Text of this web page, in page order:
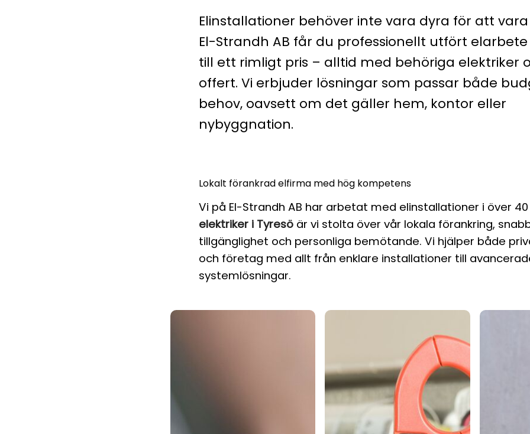
Elinstallationer behöver inte vara dyra för att vara
El-Strandh AB får du professionellt utfört elarbete
till ett rimligt pris – alltid med behöriga elektriker
offert. Vi erbjuder lösningar som passar både
behov, oavsett om det gäller hem, kontor eller
nybyggnation.
Lokalt förankrad elfirma med hög kompetens
Vi på El-Strandh AB har arbetat med elinstallationer i över
elektriker i Tyresö är vi stolta över vår lokala förankring,
tillgänglighet och personliga bemötande. Vi hjälper både
och företag med allt från enklare installationer till
systemlösningar.